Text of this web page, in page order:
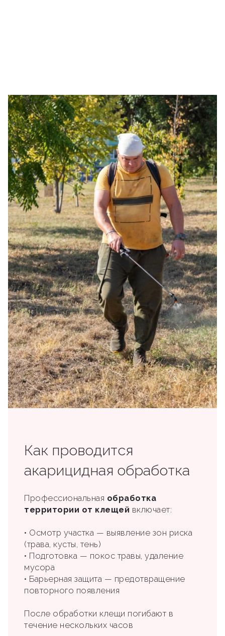
Как проводится
акарицидная обработка
Профессиональная обработка
территории от клещей включает:
• Осмотр участка — выявление зон риска
(трава, кусты, тень)
• Подготовка — покос травы, удаление
мусора
• Барьерная защита — предотвращение
повторного появления
После обработки клещи погибают в
течение нескольких часов